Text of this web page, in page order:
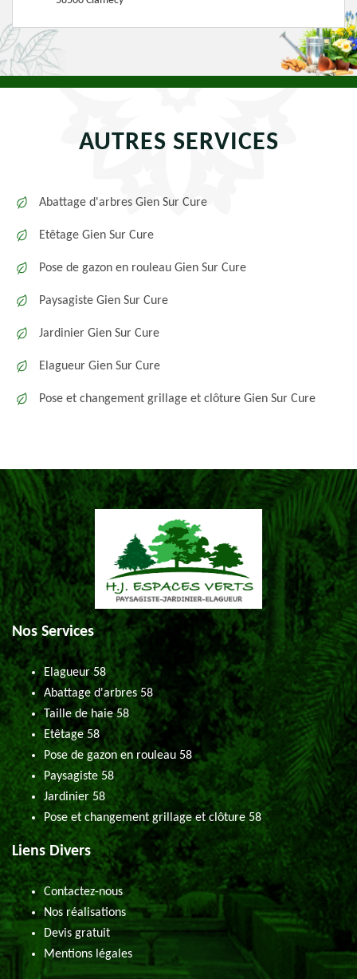
AUTRES SERVICES
Abattage d'arbres Gien Sur Cure
Etêtage Gien Sur Cure
Pose de gazon en rouleau Gien Sur Cure
Paysagiste Gien Sur Cure
Jardinier Gien Sur Cure
Elagueur Gien Sur Cure
Pose et changement grillage et clôture Gien Sur Cure
Nos Services
Elagueur 58
Abattage d'arbres 58
Taille de haie 58
Etêtage 58
Pose de gazon en rouleau 58
Paysagiste 58
Jardinier 58
Pose et changement grillage et clôture 58
Liens Divers
Contactez-nous
Nos réalisations
Devis gratuit
Mentions légales